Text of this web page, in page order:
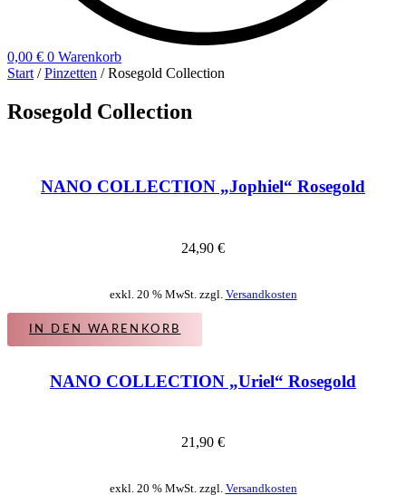
0,00 € 0 Warenkorb
Start /Pinzetten / Rosegold Collection
Rosegold Collection
NANO COLLECTION „Jophiel“ Rosegold
24,90 €
exkl. 20 % MwSt. zzgl. Versandkosten
IN DEN WARENKORB
NANO COLLECTION „Uriel“ Rosegold
21,90 €
exkl. 20 % MwSt. zzgl. Versandkosten